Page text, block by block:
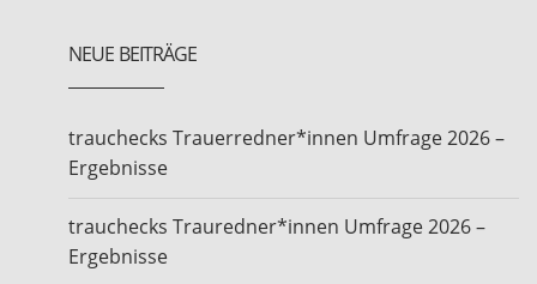
NEUE BEITRÄGE
trauchecks Trauerredner*innen Umfrage 2026 –
Ergebnisse
trauchecks Trauredner*innen Umfrage 2026 –
Ergebnisse